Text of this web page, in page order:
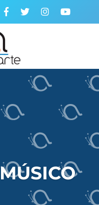
MÚSICO